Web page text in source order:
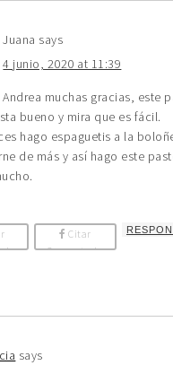
Juana says
4 junio, 2020 at 11:39
Andrea muchas gracias, este
bueno y mira que es fácil.
hago espaguetis a la
de más y así hago este
Citar
Comentario
says